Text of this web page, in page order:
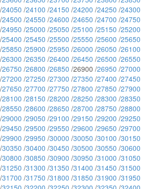
/24050 /24100 /24150 /24200 /24250 /24300
/24500 /24550 /24600 /24650 /24700 /24750
/24950 /25000 /25050 /25100 /25150 /25200
/25400 /25450 /25500 /25550 /25600 /25650
/25850 /25900 /25950 /26000 /26050 /26100
/26300 /26350 /26400 /26450 /26500 /26550
/26750 /26800 /26850 /26900 /26950 /27000
/27200 /27250 /27300 /27350 /27400 /27450
/27650 /27700 /27750 /27800 /27850 /27900
/28100 /28150 /28200 /28250 /28300 /28350
/28550 /28600 /28650 /28700 /28750 /28800
/29000 /29050 /29100 /29150 /29200 /29250
/29450 /29500 /29550 /29600 /29650 /29700
/29900 /29950 /30000 /30050 /30100 /30150
/30350 /30400 /30450 /30500 /30550 /30600
/30800 /30850 /30900 /30950 /31000 /31050
/31250 /31300 /31350 /31400 /31450 /31500
/31700 /31750 /31800 /31850 /31900 /31950